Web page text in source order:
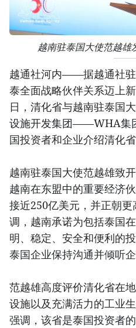
越南驻泰国大使范越雄
越通社河内——据越通社
泰全面战略伙伴关系迈上
日，清化省与越南驻泰国
设施开发集团——WHA集
国投资者和企业介绍清化
越南驻泰国大使范越雄致
越南在东盟中的重要经济
接近250亿美元，并正朝
调，越南承诺为包括泰国
明、稳定、安全和便利的
泰国企业保持沟通并倾听企
范越雄高度评价清化省在
设施以及充满活力的工业
强调，该省是泰国投资者的